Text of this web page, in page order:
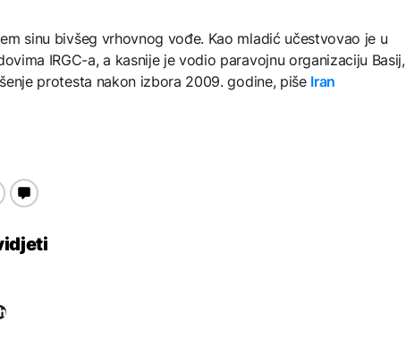
sinu bivšeg vrhovnog vođe. Kao mladić učestvovao je u
IRGC-a, a kasnije je vodio paravojnu organizaciju Basij,
protesta nakon izbora 2009. godine, piše Iran